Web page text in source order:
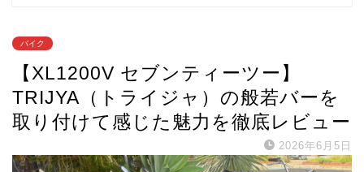
バイク
【XL1200V セブンティーツー】
TRIJYA（トライジャ）の般若バーを
取り付けて感じた魅力を徹底レビュー
2026年6月5日